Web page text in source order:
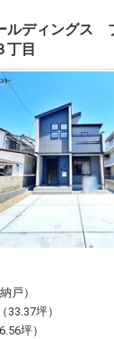
ルディングス
丁目
戸）
（33.37坪）
坪）